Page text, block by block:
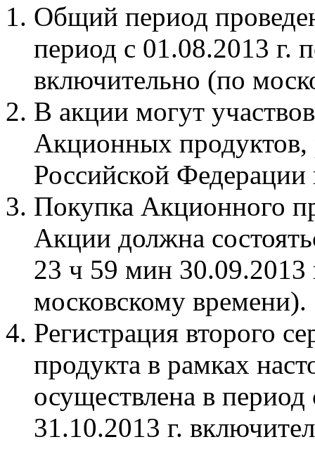
Общий период
период с 01.08.2013 г.
включительно (по
В акции могут
Акционных продуктов,
Российской
Покупка Акционного
Акции должна
23 ч 59 мин 30.09.2013
московскому времени).
Регистрация второго
продукта в рамках
осуществлена в
31.10.2013 г.